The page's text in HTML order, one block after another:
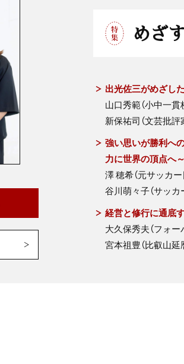
めざ
出光佐三がめざし
山口秀範（小中一貫
新保祐司（文芸批評
強い思いが勝利へ
力に世界の頂点へ～
澤 穂希（元サッカ
谷川萌々子（サッカ
経営と修行に通底
大久保秀夫（フォー
宮本祖豊（比叡山延